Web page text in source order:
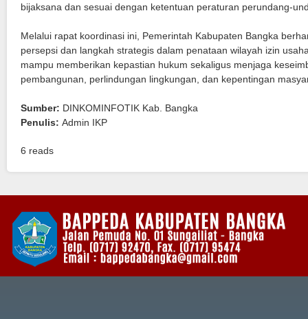
bijaksana dan sesuai dengan ketentuan peraturan perundang-
Melalui rapat koordinasi ini, Pemerintah Kabupaten Bangka
persepsi dan langkah strategis dalam penataan wilayah izin
mampu memberikan kepastian hukum sekaligus menjaga
pembangunan, perlindungan lingkungan, dan kepentingan
Sumber: DINKOMINFOTIK Kab. Bangka
Penulis: Admin IKP
6 reads